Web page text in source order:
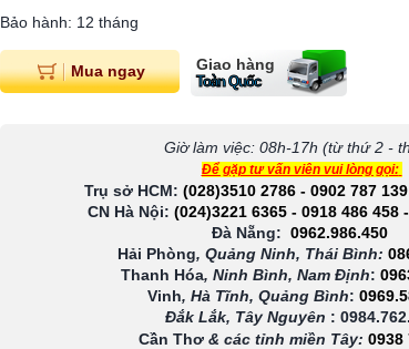
Bảo hành: 12 tháng
Mua ngay Giao hàng
Toàn Quốc
Giờ làm việc: 08h-17h (từ thứ 2 -
Để gặp tư vấn viên vui lòng gọi:
Trụ sở HCM: (028)3510 2786 - 0902 787 139
CN Hà Nội: (024)3221 6365 - 0918 486 458 -
Đà Nẵng: 0962.986.450
Hải Phòng, Quảng Ninh, Thái Bình:
Thanh Hóa, Ninh Bình, Nam Định:
Vinh, Hà Tĩnh, Quảng Bình:
Đắk Lắk, Tây Nguyên :
Cần Thơ & các tỉnh miền Tây: 0938